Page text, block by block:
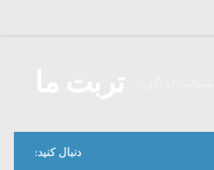
دنبال کنید: